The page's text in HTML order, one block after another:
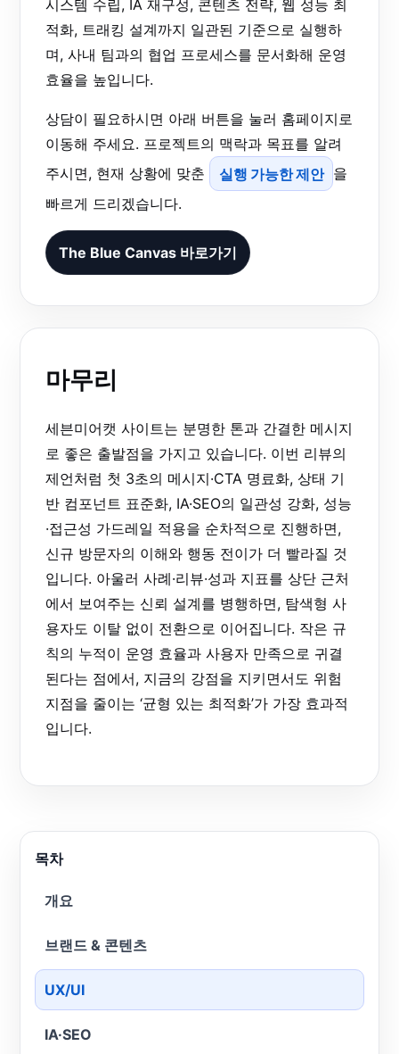
시스템 수립, IA 재구성, 콘텐츠 전략, 웹 성능 최
적화, 트래킹 설계까지 일관된 기준으로 실행하
며, 사내 팀과의 협업 프로세스를 문서화해 운영
효율을 높입니다.
상담이 필요하시면 아래 버튼을 눌러 홈페이지로
이동해 주세요. 프로젝트의 맥락과 목표를 알려
주시면, 현재 상황에 맞춘
실행 가능한 제안 을
빠르게 드리겠습니다.
The Blue Canvas 바로가기
마무리
세븐미어캣 사이트는 분명한 톤과 간결한 메시지
로 좋은 출발점을 가지고 있습니다. 이번 리뷰의
제언처럼 첫 3초의 메시지·CTA 명료화, 상태 기
반 컴포넌트 표준화, IA·SEO의 일관성 강화, 성능
·접근성 가드레일 적용을 순차적으로 진행하면,
신규 방문자의 이해와 행동 전이가 더 빨라질 것
입니다. 아울러 사례·리뷰·성과 지표를 상단 근처
에서 보여주는 신뢰 설계를 병행하면, 탐색형 사
용자도 이탈 없이 전환으로 이어집니다. 작은 규
칙의 누적이 운영 효율과 사용자 만족으로 귀결
된다는 점에서, 지금의 강점을 지키면서도 위험
지점을 줄이는 ‘균형 있는 최적화’가 가장 효과적
입니다.
목차
개요
브랜드 & 콘텐츠
UX/UI
IA·SEO